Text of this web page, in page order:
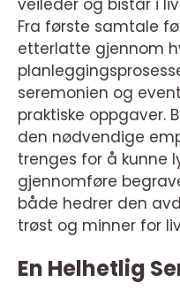
Fra første samtale
etterlatte gjennom
seremonien og
praktiske oppgaver.
den nødvendige
trenges for å kunne
gjennomføre
både hedrer den
trøst og minner for
En Helhetlig